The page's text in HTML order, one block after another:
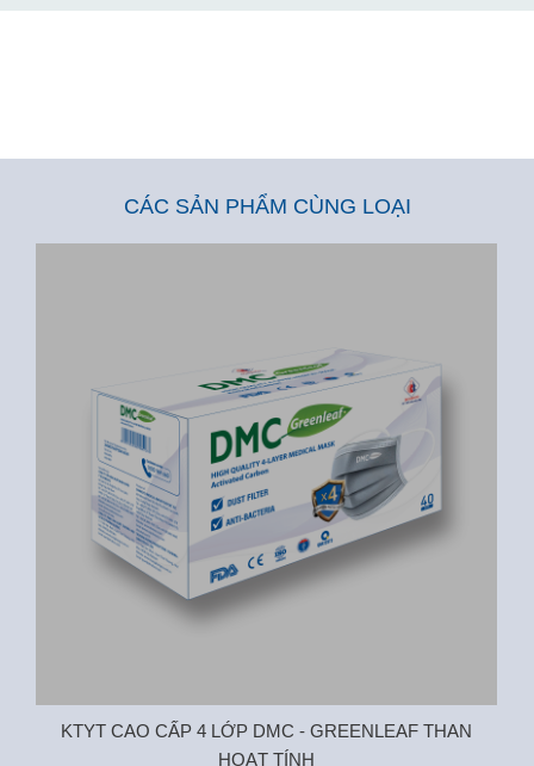
CÁC SẢN PHẨM CÙNG LOẠI
KTYT CAO CẤP 4 LỚP DMC - GREENLEAF THAN
HOẠT TÍNH